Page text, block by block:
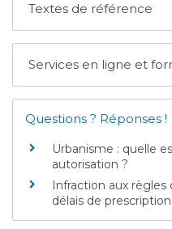
Textes de référence
Services en ligne et
Questions ? Réponses !
Urbanisme : quelle
autorisation ?
Infraction aux
délais de